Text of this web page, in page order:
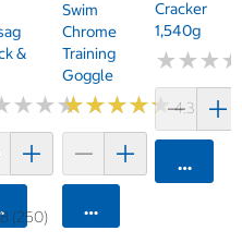
(250)
&
★★★
★★★
트에 담기
Swim
Chrome
Training
Goggle
★★★★★
★★★★★4.3 (9)
카트에 담기
Cracker
1,540g
★★★
★★★
카트에